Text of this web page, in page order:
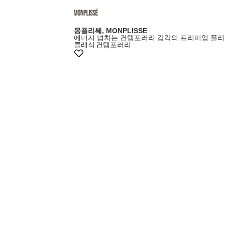
몽플리쎄, MONPLISSE
에너지 넘치는 컨템포러리 감각의 프리미엄 플
클래식 컨템포러리